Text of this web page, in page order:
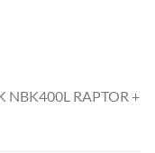
NBK400L RAPTOR +